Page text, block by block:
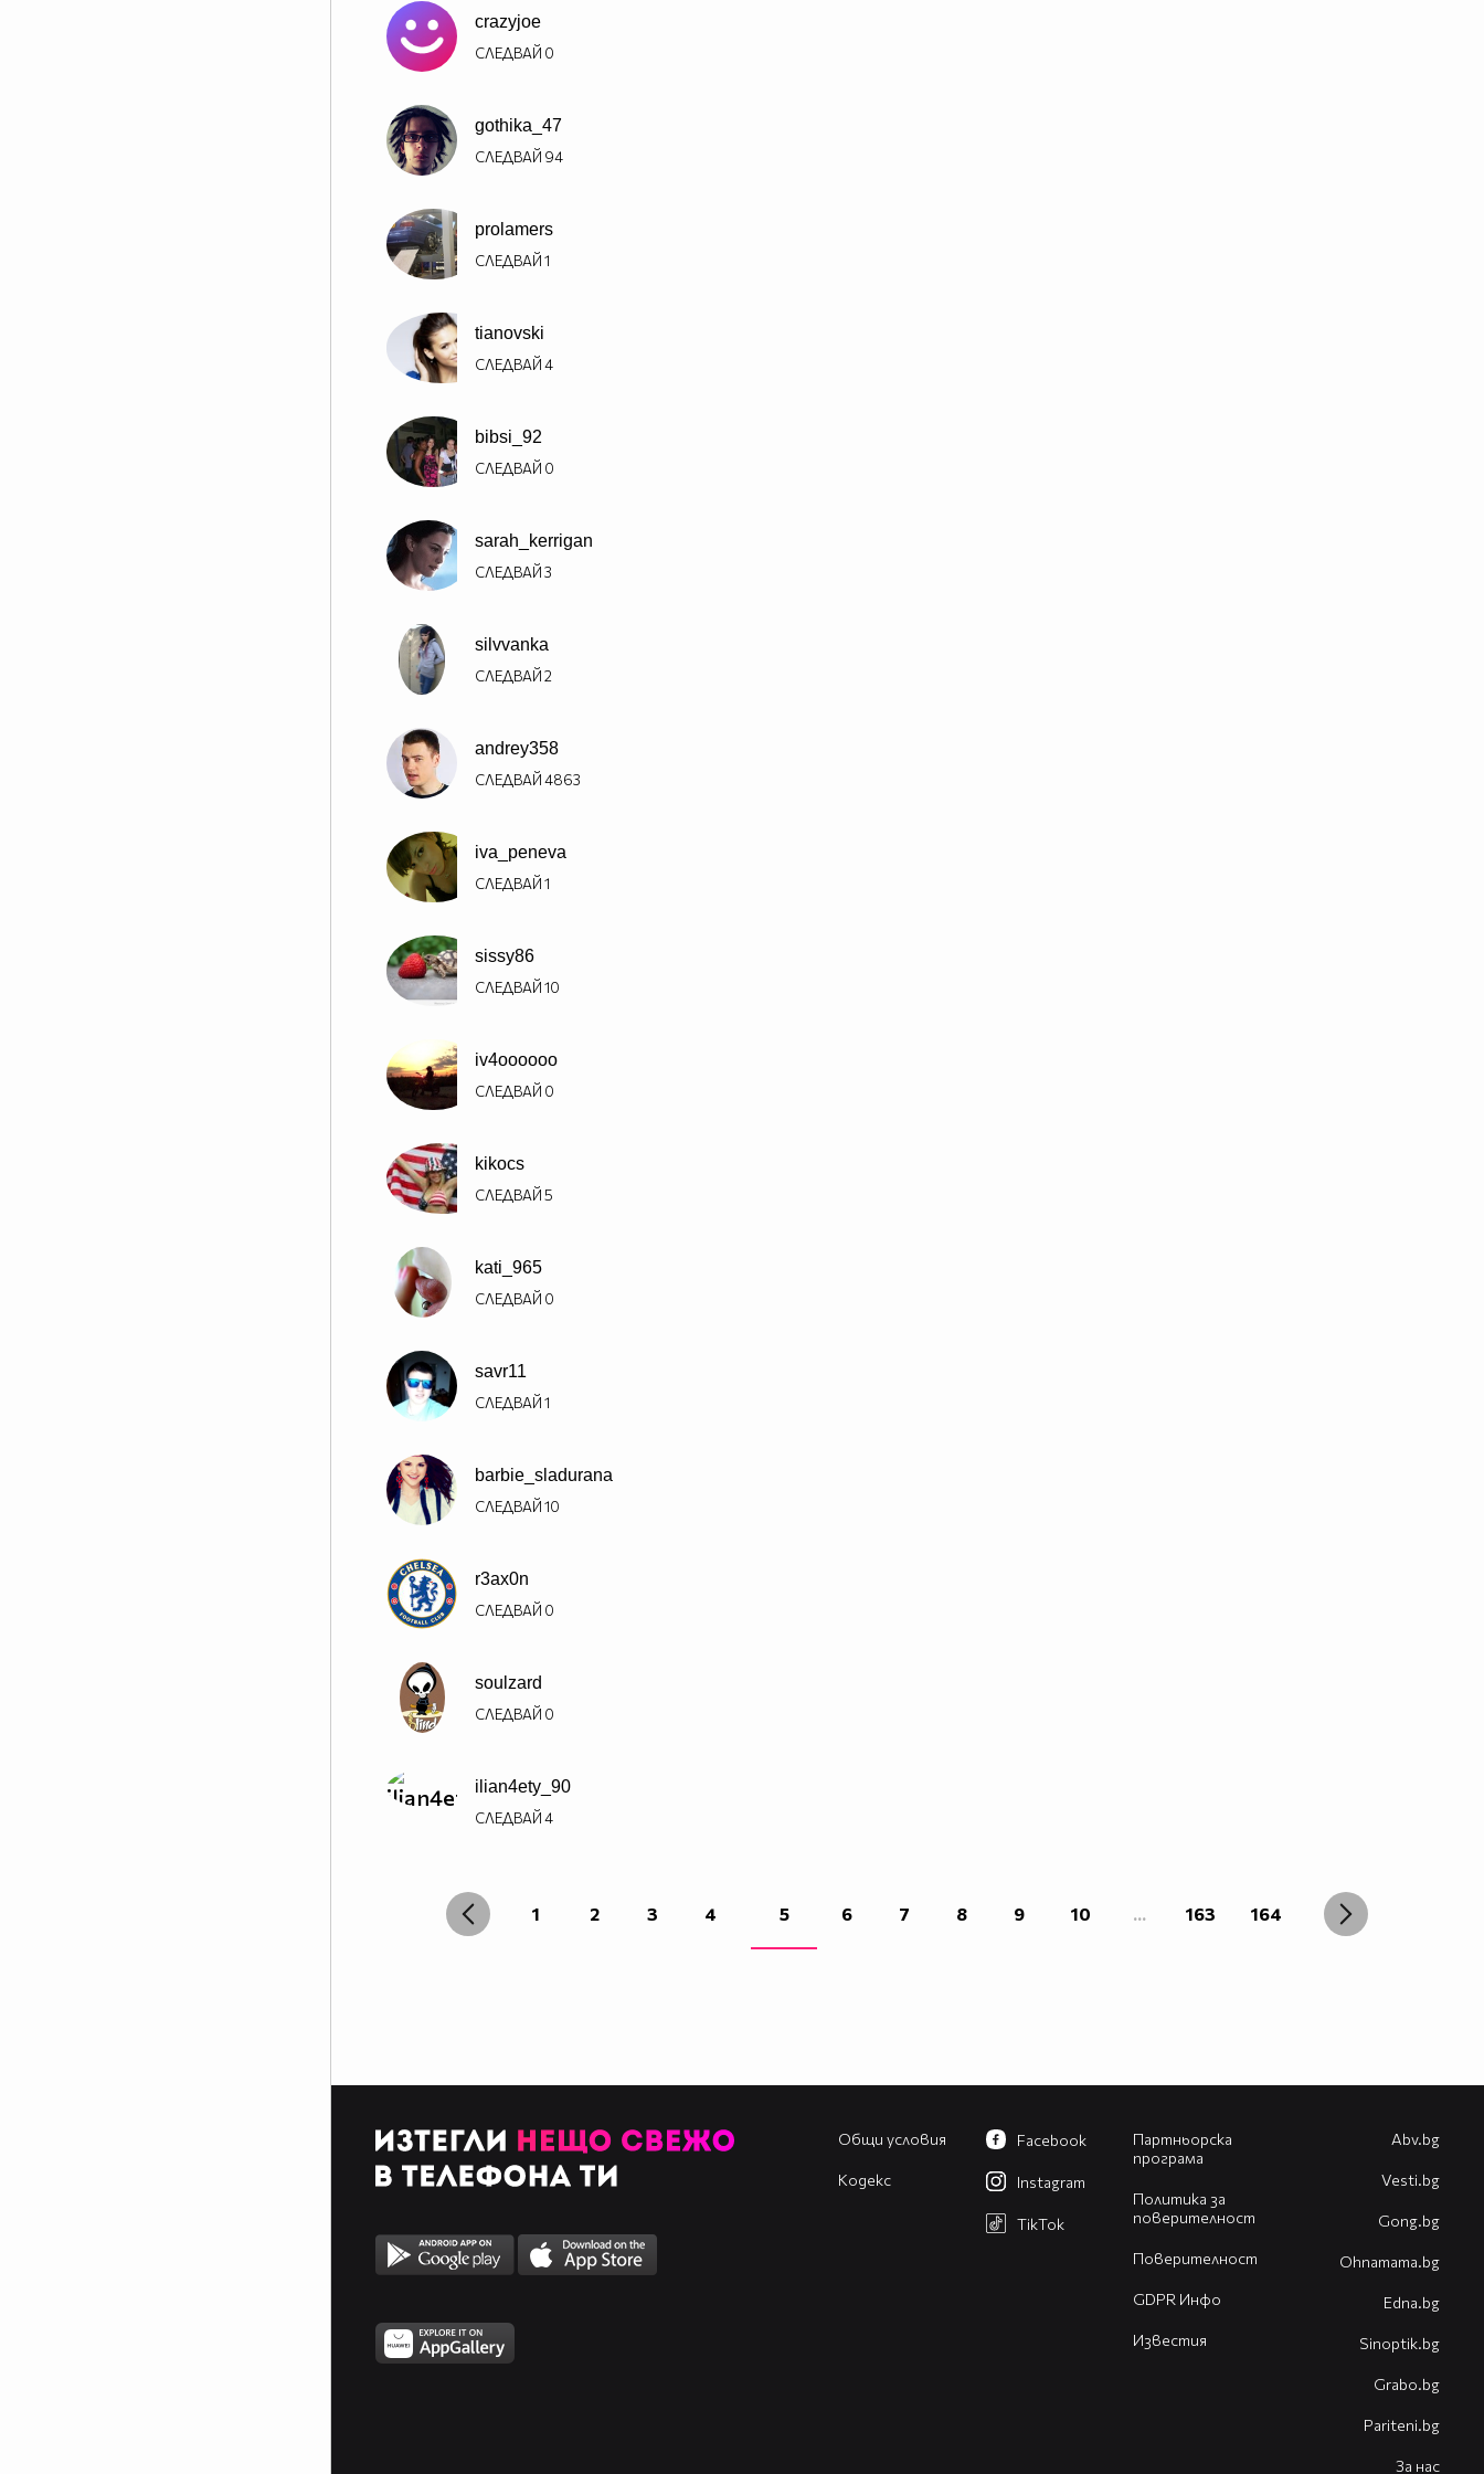
crazyjoe
СЛЕДВАЙ 0
gothika_47
СЛЕДВАЙ 94
prolamers
СЛЕДВАЙ1
tianovski
СЛЕДВАЙ4
bibsi_92
СЛЕДВАЙ 0
sarah_kerrigan
СЛЕДВАЙ3
silvvanka
СЛЕДВАЙ2
andrey358
СЛЕДВАЙ4863
iva_peneva
СЛЕДВАЙ1
sissy86
СЛЕДВАЙ10
iv4oooooo
СЛЕДВАЙ 0
kikocs
СЛЕДВАЙ5
kati_965
СЛЕДВАЙ 0
savr11
СЛЕДВАЙ1
barbie_sladurana
СЛЕДВАЙ10
r3ax0n
СЛЕДВАЙ 0
soulzard
СЛЕДВАЙ 0
ilian4ety_90
СЛЕДВАЙ4
1 2 3 4 5 6 7 8 9 10 ... 163 164
Общи условия
Кодекс
Партньорска
програма
Политика за
поверителност
Поверителност
GDPR Инфо
Известия
Facebook
Instagram
TikTok
Abv.bg
Vesti.bg
Gong.bg
Оhnamama.bg
Edna.bg
Sinoptik.bg
Grabo.bg
Pariteni.bg
За нас